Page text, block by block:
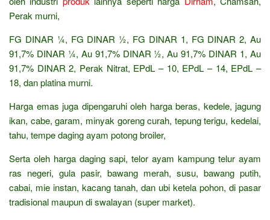
Perak murni,
FG DINAR ¼, FG DINAR ½, FG DINAR 1, FG DINAR 2, Au
91,7% DINAR ¼, Au 91,7% DINAR ½, Au 91,7% DINAR 1, Au
91,7% DINAR 2, Perak Nitrat, EPdL – 10, EPdL – 14, EPdL –
18, dan platina murni.
Harga emas juga dipengaruhi oleh harga beras, kedele, jagung
ikan, cabe, garam, minyak goreng curah, tepung terigu, kedelai,
tahu, tempe daging ayam potong broiler,
Serta oleh harga daging sapi, telor ayam kampung telur ayam
ras negeri, gula pasir, bawang merah, susu, bawang putih,
cabai, mie instan, kacang tanah, dan ubi ketela pohon, di pasar
tradisional maupun di swalayan (super market).